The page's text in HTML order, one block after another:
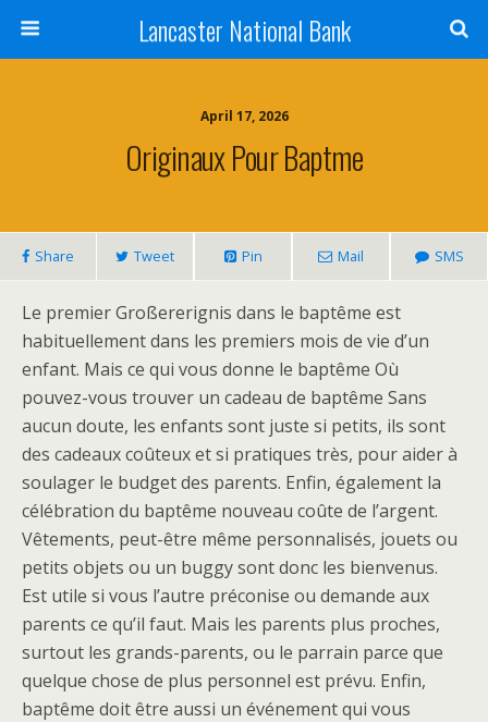
Lancaster National Bank
April 17, 2026
Originaux Pour Baptme
Share Tweet Pin Mail SMS
Le premier Großererignis dans le baptême est
habituellement dans les premiers mois de vie d’un
enfant. Mais ce qui vous donne le baptême Où
pouvez-vous trouver un cadeau de baptême Sans
aucun doute, les enfants sont juste si petits, ils sont
des cadeaux coûteux et si pratiques très, pour aider à
soulager le budget des parents. Enfin, également la
célébration du baptême nouveau coûte de l’argent.
Vêtements, peut-être même personnalisés, jouets ou
petits objets ou un buggy sont donc les bienvenus.
Est utile si vous l’autre préconise ou demande aux
parents ce qu’il faut. Mais les parents plus proches,
surtout les grands-parents, ou le parrain parce que
quelque chose de plus personnel est prévu. Enfin,
baptême doit être aussi un événement qui vous